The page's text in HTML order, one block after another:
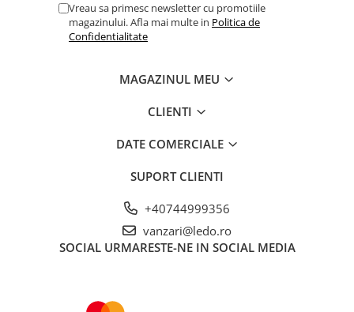
Vreau sa primesc newsletter cu promotiile
magazinului. Afla mai multe in Politica de
Confidentialitate
MAGAZINUL MEU
CLIENTI
DATE COMERCIALE
SUPORT CLIENTI
+40744999356
vanzari@ledo.ro
SOCIAL URMARESTE-NE IN SOCIAL MEDIA